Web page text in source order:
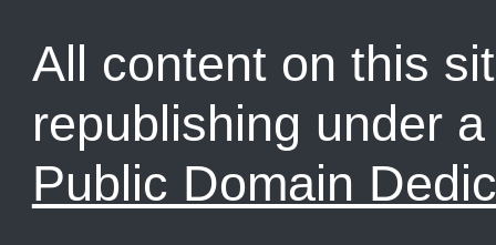
All content on this
republishing under
Public Domain